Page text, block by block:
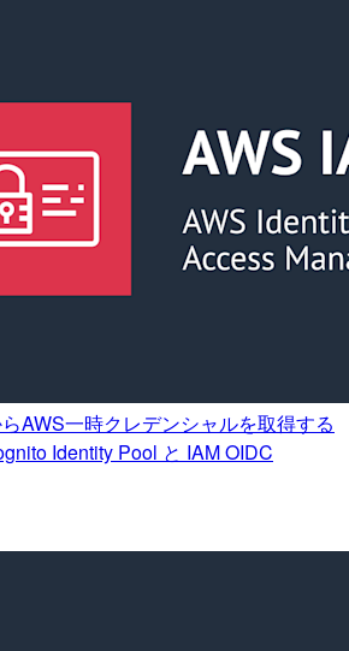
AWS一時クレデンシャルを取得する
Identity Pool と IAM OIDC